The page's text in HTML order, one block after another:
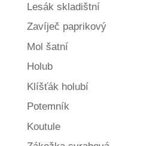
Lesák skladištní
Zavíječ paprikový
Mol šatní
Holub
Klíšťák holubí
Potemník
Koutule